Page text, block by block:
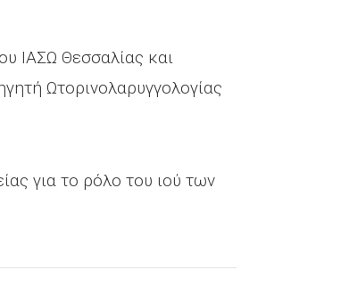
ΙΑΣΩ Θεσσαλίας και
Ωτορινολαρυγγολογίας
για το ρόλο του ιού των